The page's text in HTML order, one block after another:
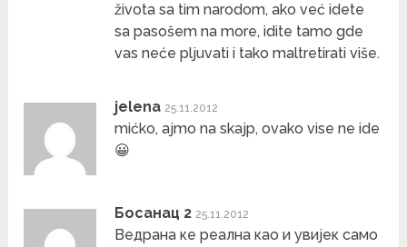
života sa tim narodom, ako već idete
sa pasošem na more, idite tamo gde
vas neće pljuvati i tako maltretirati više.
jelena 25.11.2012
mićko, ajmo na skajp, ovako vise ne ide
😀
Босанац 2 25.11.2012
Ведрана ке реална као и увијек само